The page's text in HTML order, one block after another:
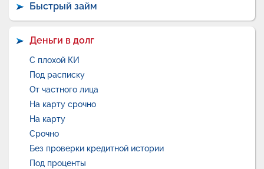
Быстрый займ
Деньги в долг
С плохой КИ
Под расписку
От частного лица
На карту срочно
На карту
Срочно
Без проверки кредитной истории
Под проценты